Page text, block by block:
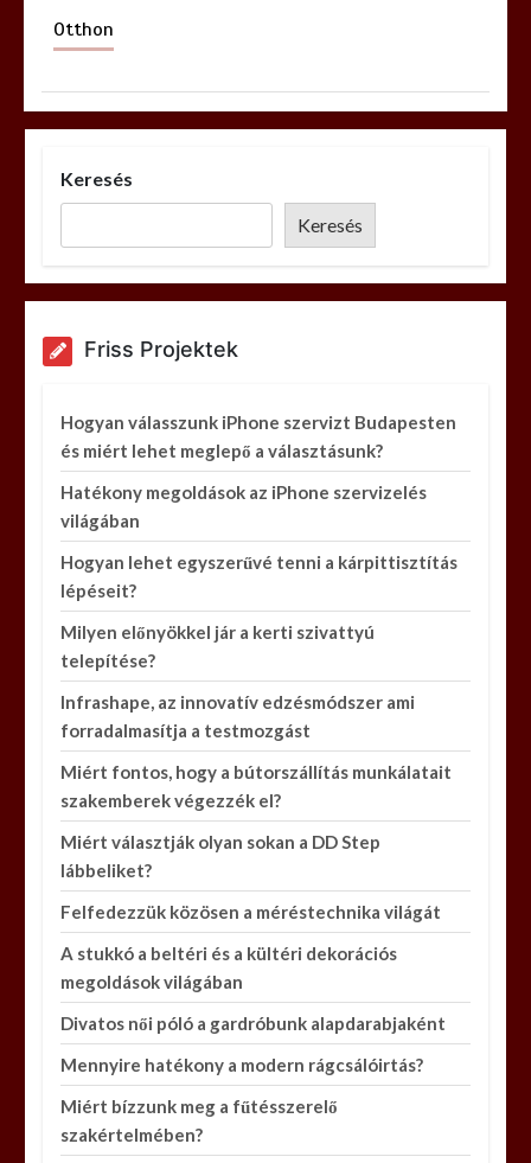
Otthon
Keresés
Keresés
Friss Projektek
Hogyan válasszunk iPhone szervizt Budapesten
és miért lehet meglepő a választásunk?
Hatékony megoldások az iPhone szervizelés
világában
Hogyan lehet egyszerűvé tenni a kárpittisztítás
lépéseit?
Milyen előnyökkel jár a kerti szivattyú
telepítése?
Infrashape, az innovatív edzésmódszer ami
forradalmasítja a testmozgást
Miért fontos, hogy a bútorszállítás munkálatait
szakemberek végezzék el?
Miért választják olyan sokan a DD Step
lábbeliket?
Felfedezzük közösen a méréstechnika világát
A stukkó a beltéri és a kültéri dekorációs
megoldások világában
Divatos női póló a gardróbunk alapdarabjaként
Mennyire hatékony a modern rágcsálóirtás?
Miért bízzunk meg a fűtésszerelő
szakértelmében?